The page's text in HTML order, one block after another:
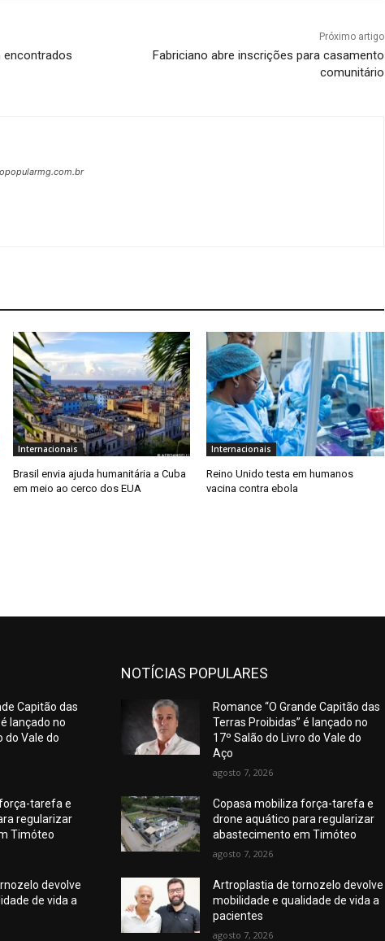
encontrados
Próximo artigo
Fabriciano abre inscrições para casamento
comunitário
Internacionais
Brasil envia ajuda humanitária a Cuba
em meio ao cerco dos EUA
Internacionais
Reino Unido testa em humanos
vacina contra ebola
Capitão das
lançado no
do Vale do
tarefa e
regularizar
Timóteo
devolve
de vida a
NOTÍCIAS POPULARES
Romance “O Grande Capitão das
Terras Proibidas” é lançado no
17º Salão do Livro do Vale do
Aço
agosto 7, 2026
Copasa mobiliza força-tarefa e
drone aquático para regularizar
abastecimento em Timóteo
agosto 7, 2026
Artroplastia de tornozelo devolve
mobilidade e qualidade de vida a
pacientes
agosto 7, 2026